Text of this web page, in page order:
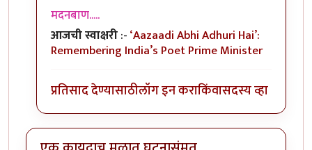
मदनबाण.....
आजची स्वाक्षरी:-‘Aazaadi Abhi Adhuri Hai’:
Remembering India’s Poet Prime Minister
प्रतिसाद देण्यासाठीलॉग इन कराकिंवासदस्य व्हा